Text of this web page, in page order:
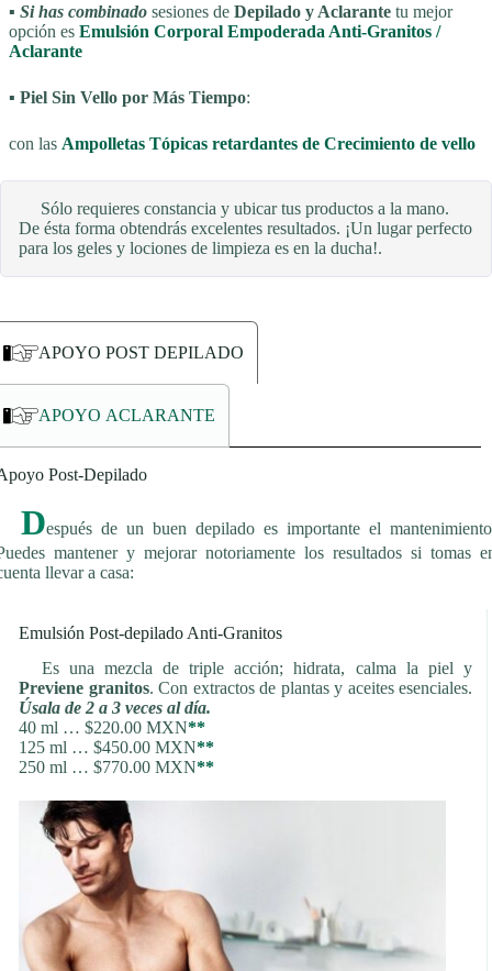
▪ Si has combinado sesiones de Depilado y Aclarante tu mejor
opción es Emulsión Corporal Empoderada Anti-Granitos /
Aclarante
▪ Piel Sin Vello por Más Tiempo:
con las Ampolletas Tópicas retardantes de Crecimiento de vello
Sólo requieres constancia y ubicar tus productos a la mano.
De ésta forma obtendrás excelentes resultados. ¡Un lugar perfecto
para los geles y lociones de limpieza es en la ducha!.
APOYO POST DEPILADO
APOYO ACLARANTE
Post-Depilado
Después de un buen depilado es importante el
mantener y mejorar notoriamente los resultados si tomas
llevar a casa:
Emulsión Post-depilado Anti-Granitos
Es una mezcla de triple acción; hidrata, calma la piel y
Previene granitos. Con extractos de plantas y aceites esenciales.
Úsala de 2 a 3 veces al día.
40 ml … $220.00 MXN**
125 ml … $450.00 MXN**
250 ml … $770.00 MXN**